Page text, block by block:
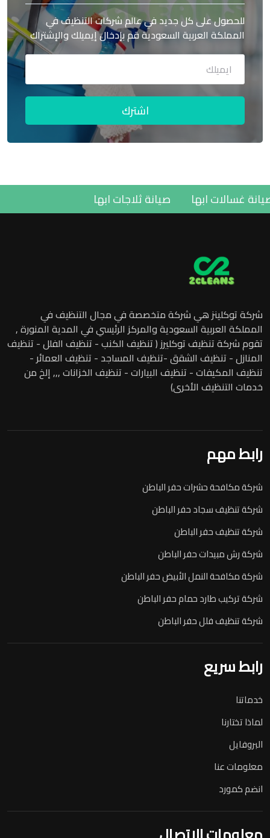
للحصول على كل جديد في عالم شركات التنظيف في
المملكة العربية السعودية قم بإدخال إيميلك والإشتراك
اشترك
صيانة غسالات ابها صيانة ثلاجات ابها
شركة توكلينز هي شركة متخصصة في مجال التنظيف في
المملكة العربية السعودية والمركز الرئيسي في المدية المنورة ,
تقوم شركة تنظيف توكليرز ( تنظيف الكنب - تنظيف الفلل - تنظيف
المنازل - تنظيف الشقق -تنظيف المساجد - تنظيف العمائر -
تنظيف المكيفات - تنظيف البيارات - تنظيف الخزانات ,,, إلخ من
خدمات التنظيف الأخرى)
رابط مهم
شركة مكافحة حشرات حفر الباطن
شركة تنظيف سجاد حفر الباطن
شركة تنظيف حفر الباطن
شركة رش مبيدات حفر الباطن
شركة مكافحة النمل الأبيض حفر الباطن
شركة تركيب طارد حمام حفر الباطن
شركة تنظيف فلل حفر الباطن
رابط سريع
خدماتنا
لماذا تختارنا
البروفايل
معلومات عنا
انضم كمورد